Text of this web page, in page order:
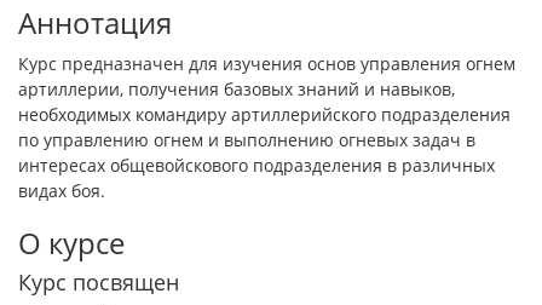
Аннотация
Курс предназначен для изучения основ управления огнем
артиллерии, получения базовых знаний и навыков,
необходимых командиру артиллерийского подразделения
по управлению огнем и выполнению огневых задач в
интересах общевойскового подразделения в различных
видах боя.
О курсе
Курс посвящен